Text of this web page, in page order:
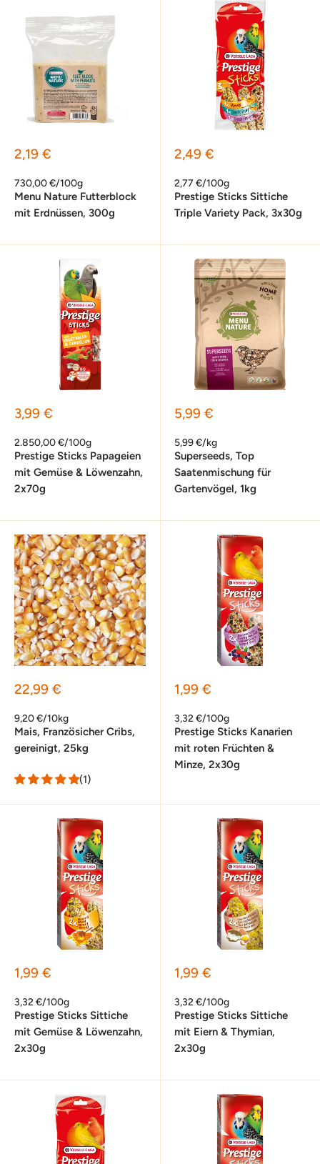
Sonderpreis
2,19 €
730,00 €/100g
Menu Nature Futterblock
mit Erdnüssen, 300g
Sonderpreis
2,49 €
2,77 €/100g
Prestige Sticks Sittiche
Triple Variety Pack, 3x30g
Sonderpreis
3,99 €
2.850,00 €/100g
Prestige Sticks Papageien
mit Gemüse & Löwenzahn,
2x70g
Sonderpreis
5,99 €
5,99 €/kg
Superseeds, Top
Saatenmischung für
Gartenvögel, 1kg
Sonderpreis
22,99 €
9,20 €/10kg
Mais, Französicher Cribs,
gereinigt, 25kg
(1)
Sonderpreis
1,99 €
3,32 €/100g
Prestige Sticks Kanarien
mit roten Früchten &
Minze, 2x30g
Sonderpreis
1,99 €
3,32 €/100g
Prestige Sticks Sittiche
mit Gemüse & Löwenzahn,
2x30g
Sonderpreis
1,99 €
3,32 €/100g
Prestige Sticks Sittiche
mit Eiern & Thymian,
2x30g